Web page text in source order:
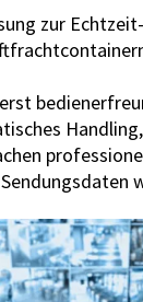
zur